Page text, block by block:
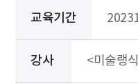
교육기간
강사 <미술랭